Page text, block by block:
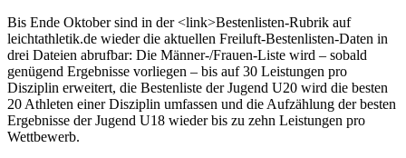
Bis Ende Oktober sind in der <link>Bestenlisten-Rubrik auf
leichtathletik.de wieder die aktuellen Freiluft-Bestenlisten-Daten in
drei Dateien abrufbar: Die Männer-/Frauen-Liste wird – sobald
genügend Ergebnisse vorliegen – bis auf 30 Leistungen pro
Disziplin erweitert, die Bestenliste der Jugend U20 wird die besten
20 Athleten einer Disziplin umfassen und die Aufzählung der besten
Ergebnisse der Jugend U18 wieder bis zu zehn Leistungen pro
Wettbewerb.